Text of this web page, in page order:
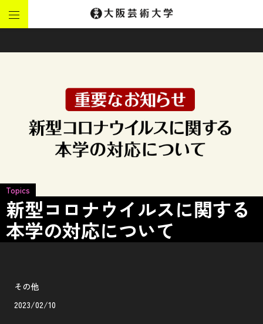
Topics
新型コロナウイルスに関する
本学の対応について
その他
2023/02/10